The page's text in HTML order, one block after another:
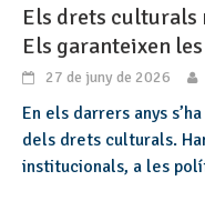
Els drets culturals
Els garanteixen
27 de juny de 2026
En els darrers anys
dels drets culturals.
institucionals, a les